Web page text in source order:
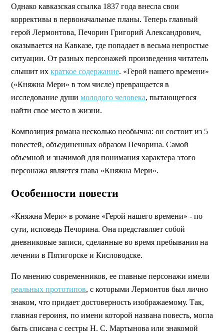
Однако кавказская ссылка 1837 года внесла свои
коррективы в первоначальные планы. Теперь главный
герой Лермонтова, Печорин Григорий Александрович,
оказывается на Кавказе, где попадает в весьма непростые
ситуации. От разных персонажей произведения читатель
слышит их краткое содержание. «Герой нашего времени»
(«Княжна Мери» в том числе) превращается в
исследование души молодого человека, пытающегося
найти свое место в жизни.
Композиция романа несколько необычна: он состоит из 5
повестей, объединенных образом Печорина. Самой
объемной и значимой для понимания характера этого
персонажа является глава «Княжна Мери».
Особенности повести
«Княжна Мери» в романе «Герой нашего времени» - по
сути, исповедь Печорина. Она представляет собой
дневниковые записи, сделанные во время пребывания на
лечении в Пятигорске и Кисловодске.
По мнению современников, ее главные персонажи имели
реальных прототипов, с которыми Лермонтов был лично
знаком, что придает достоверность изображаемому. Так,
главная героиня, по имени которой названа повесть, могла
быть списана с сестры Н. С. Мартынова или знакомой